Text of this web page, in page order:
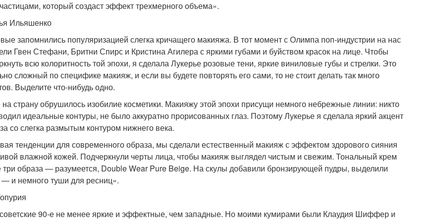
который создаст эффект трехмерного объема».
Ильяшенко
запомнились популяризацией слегка кричащего макияжа. В тот момент с Олимпа поп-индустрии на нас
Гвен Стефани, Бритни Спирс и Кристина Агилера с яркими губами и буйством красок на лице. Чтобы
всю колоритность той эпохи, я сделала Лукерье розовые тени, яркие виниловые губы и стрелки. Это
сложный по специфике макияж, и если вы будете повторять его сами, то не стоит делать так много
Выделите что-нибудь одно.
страну обрушилось изобилие косметики. Макияжу этой эпохи присущи немного небрежные линии: никто
идеальные контуры, не было аккуратно прорисованных глаз. Поэтому Лукерье я сделала яркий акцент
со слегка размытым контуром нижнего века.
тенденции для современного образа, мы сделали естественный макияж с эффектом здорового сияния
влажной кожей. Подчеркнули черты лица, чтобы макияж выглядел чистым и свежим. Тональный крем
три образа — разумеется, Double Wear Pure Beige. На скулы добавили бронзирующей пудры, выделили
и немного туши для ресниц».
90-е не менее яркие и эффектные, чем западные. Но моими кумирами были Клаудия Шиффер и